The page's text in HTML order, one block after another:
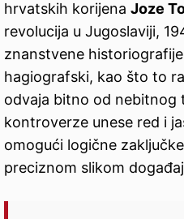
hrvatskih korijena Joze
revolucija u Jugoslaviji,
znanstvene
hagiografski, kao što to
odvaja bitno od nebitnog
kontroverze unese red i
omogući logične
preciznom slikom